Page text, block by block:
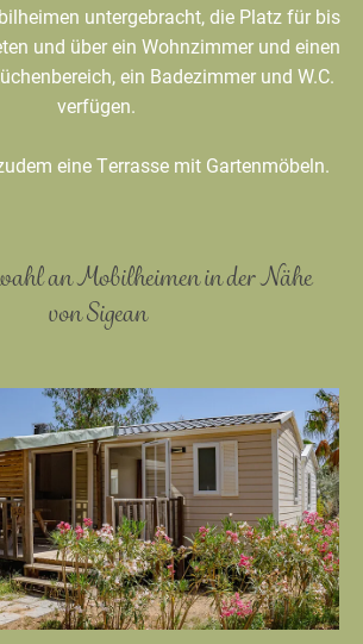
untergebracht, die Platz für bis
und über ein Wohnzimmer und einen
ein Badezimmer und W.C.
verfügen.
eine Terrasse mit Gartenmöbeln.
an Mobilheimen in der Nähe
von Sigean